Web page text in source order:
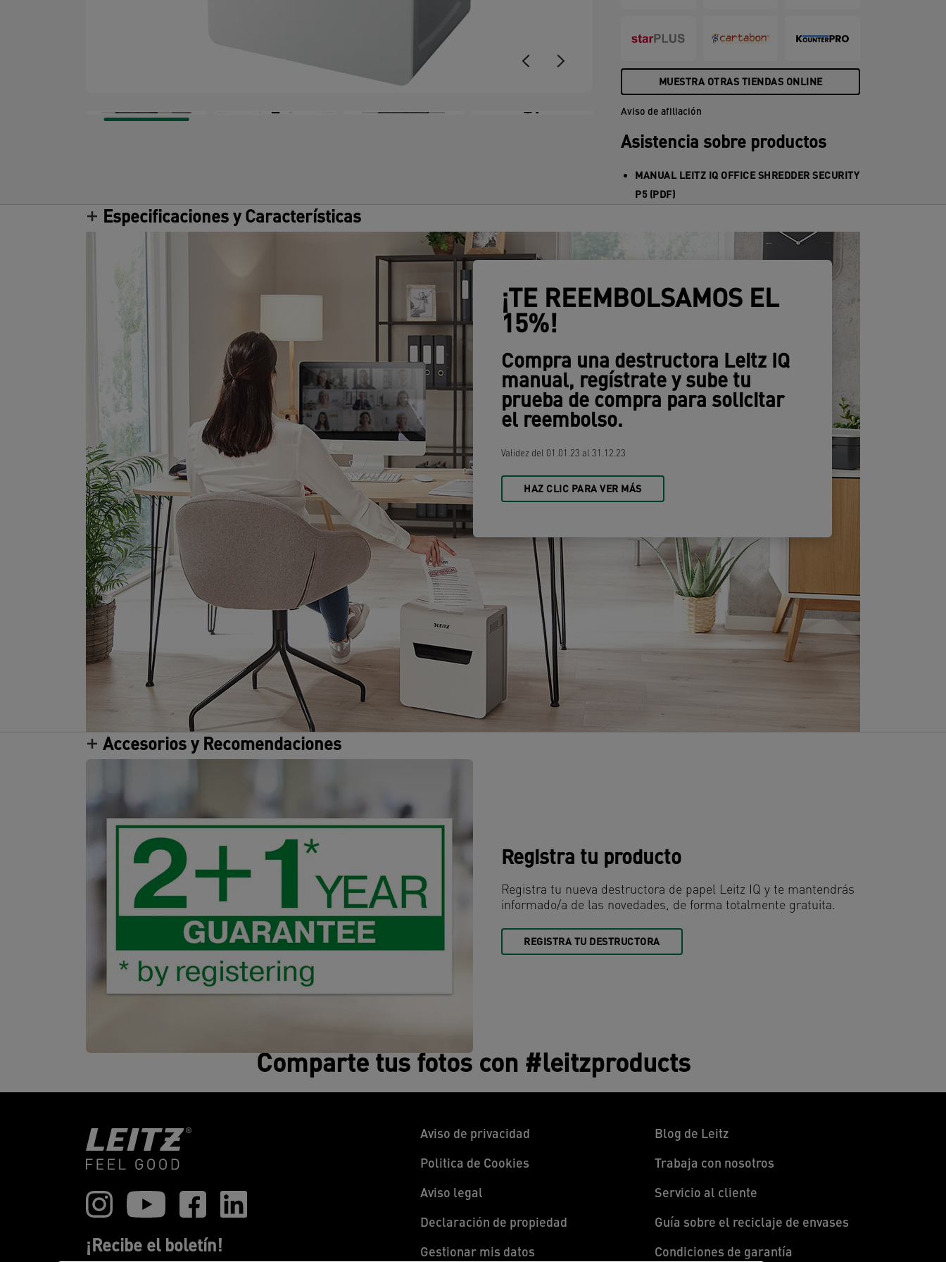
+7
funcionamiento, algo único en su clase;
ininterrumpida.
MUESTRA OTRAS TIENDAS ONLINE
Aviso de afiliación
Asistencia sobre productos
MANUAL LEITZ IQ OFFICE SHREDDER SECURITY
P5 (PDF)
Especificaciones y Características
¡TE REEMBOLSAMOS EL
15%!
Compra una destructora Leitz IQ
manual, regístrate y sube tu
prueba de compra para solicitar
el reembolso.
Validez del 01.01.23 al 31.12.23
HAZ CLIC PARA VER MÁS
Accesorios y Recomendaciones
Registra tu producto
Registra tu nueva destructora de papel Leitz IQ y te mantendrás
informado/a de las novedades, de forma totalmente gratuita.
REGISTRA TU DESTRUCTORA
Comparte tus fotos con #leitzproducts
¡Recibe el boletín!
Aviso de privacidad
Politica de Cookies
Aviso legal
Declaración de propiedad
Gestionar mis datos
Blog de Leitz
Trabaja con nosotros
Servicio al cliente
Guía sobre el reciclaje de envases
Condiciones de garantía